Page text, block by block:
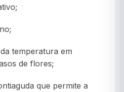
temperatura em
de flores;
que permite a